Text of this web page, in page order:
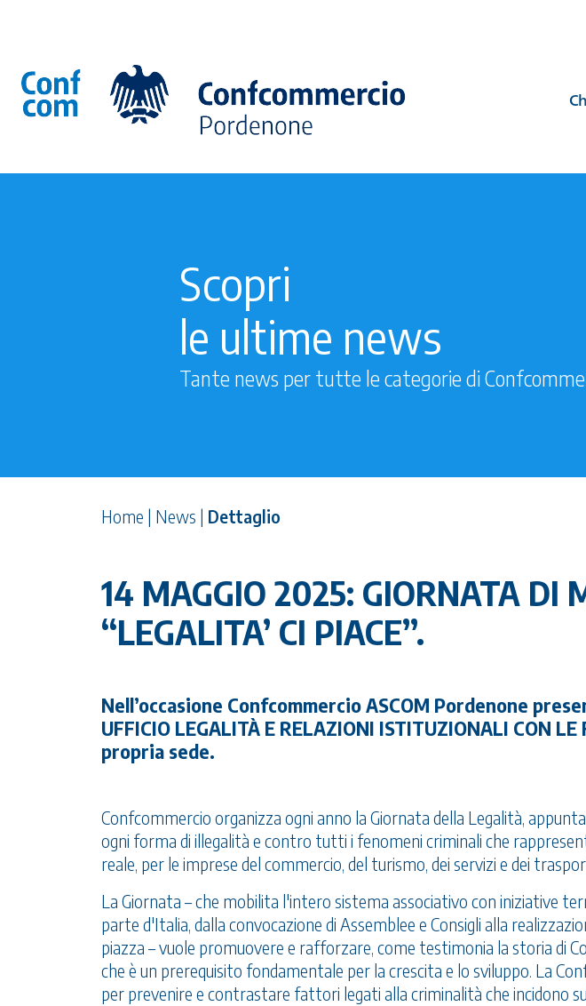
Scopri
le ultime news
Tante news per tutte le categorie di
Home | News | Dettaglio
14 MAGGIO 2025: GIORNATA DI
“LEGALITA’ CI PIACE”.
Nell’occasione Confcommercio ASCOM Pordenone
UFFICIO LEGALITÀ E RELAZIONI ISTITUZIONALI CON
propria sede.
Confcommercio organizza ogni anno la Giornata della Legalità,
ogni forma di illegalità e contro tutti i fenomeni criminali che
reale, per le imprese del commercio, del turismo, dei servizi e dei
La Giornata – che mobilita l'intero sistema associativo con iniziative
parte d'Italia, dalla convocazione di Assemblee e Consigli alla
piazza – vuole promuovere e rafforzare, come testimonia la storia di
che è un prerequisito fondamentale per la crescita e lo sviluppo. La
per prevenire e contrastare fattori legati alla criminalità che incidono